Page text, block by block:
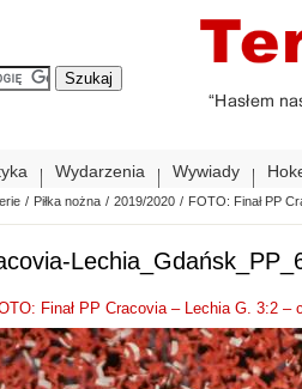
Wydarzenia Wywiady
/ Piłka nożna / 2019/2020 / FOTO: Finał PP
Finał PP Cracovia – Lechia G. 3:2